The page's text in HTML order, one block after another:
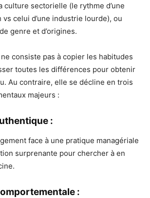
culture sectorielle (le rythme d’une
vs celui d’une industrie lourde), ou
genre et d’origines.
consiste pas à copier les habitudes
toutes les différences pour obtenir
Au contraire, elle se décline en trois
majeurs :
:
face à une pratique managériale
surprenante pour chercher à en
: